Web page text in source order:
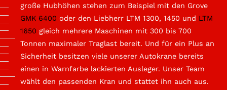
große Hubhöhen stehen zum Beispiel mit den Grove
GMK 6400 oder den Liebherr LTM 1300, 1450 und LTM
1650 gleich mehrere Maschinen mit 300 bis 700
Tonnen maximaler Traglast bereit. Und für ein Plus an
Sicherheit besitzen viele unserer Autokrane bereits
einen in Warnfarbe lackierten Ausleger. Unser Team
wählt den passenden Kran und stattet ihn auch aus.